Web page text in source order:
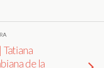
de la